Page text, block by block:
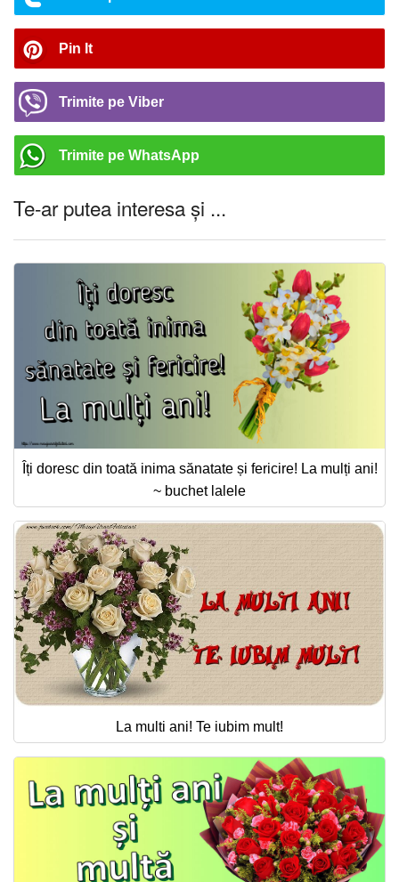
Pin It
Trimite pe Viber
Trimite pe WhatsApp
Te-ar putea interesa și ...
Îți doresc din toată inima sănatate și fericire! La mulți ani!
~ buchet lalele
La multi ani! Te iubim mult!